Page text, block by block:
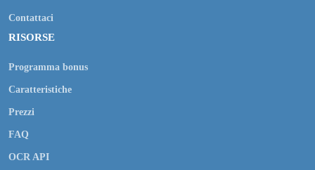
Contattaci
RISORSE
Programma bonus
Caratteristiche
Prezzi
FAQ
OCR API